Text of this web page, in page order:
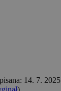
14. 7. 2025
)